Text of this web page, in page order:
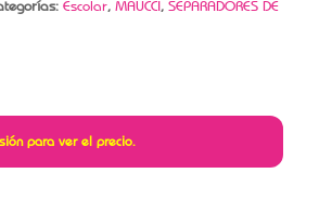
Escolar, MAUCCI, SEPARADORES DE
para ver el precio.